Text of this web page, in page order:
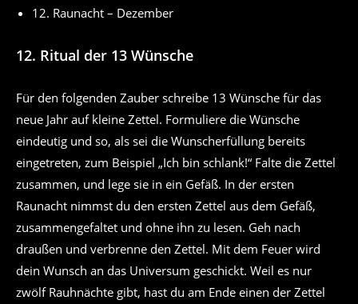
12. Raunacht – Dezember
12. Ritual der 13 Wünsche
Für den folgenden Zauber schreibe 13 Wünsche für das
neue Jahr auf kleine Zettel. Formuliere die Wünsche
eindeutig und so, als sei die Wunscherfüllung bereits
eingetreten, zum Beispiel „Ich bin schlank!“ Falte die Zettel
zusammen, und lege sie in ein Gefäß. In der ersten
Raunacht nimmst du den ersten Zettel aus dem Gefäß,
zusammengefaltet und ohne ihn zu lesen. Geh nach
draußen und verbrenne den Zettel. Mit dem Feuer wird
dein Wunsch an das Universum geschickt. Weil es nur
zwölf Rauhnächte gibt, hast du am Ende einen der Zettel